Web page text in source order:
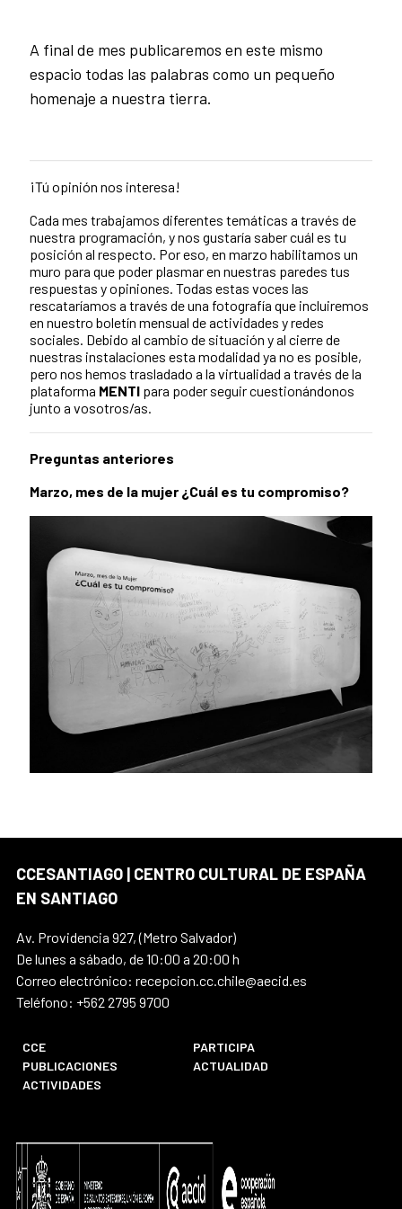
A final de mes publicaremos en este mismo
espacio todas las palabras como un pequeño
homenaje a nuestra tierra.
¡Tú opinión nos interesa!
Cada mes trabajamos diferentes temáticas a través de
nuestra programación, y nos gustaría saber cuál es tu
posición al respecto. Por eso, en marzo habilitamos un
muro para que poder plasmar en nuestras paredes tus
respuestas y opiniones. Todas estas voces las
rescataríamos a través de una fotografía que incluiremos
en nuestro boletín mensual de actividades y redes
sociales. Debido al cambio de situación y al cierre de
nuestras instalaciones esta modalidad ya no es posible,
pero nos hemos trasladado a la virtualidad a través de la
plataforma MENTI para poder seguir cuestionándonos
junto a vosotros/as.
Preguntas anteriores
Marzo, mes de la mujer ¿Cuál es tu compromiso?
CCESANTIAGO | CENTRO CULTURAL DE ESPAÑA
EN SANTIAGO
Av. Providencia 927, (Metro Salvador)
De lunes a sábado, de 10:00 a 20:00 h
Correo electrónico: recepcion.cc.chile@aecid.es
Teléfono: +562 2795 9700
CCE
PARTICIPA
PUBLICACIONES
ACTUALIDAD
ACTIVIDADES